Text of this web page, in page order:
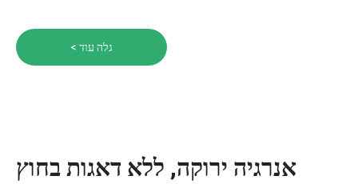
גלה עוד >
אנרגיה ירוקה, ללא דאגות בחוץ